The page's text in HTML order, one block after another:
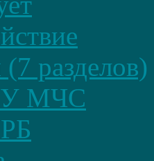
разделов)
МЧС